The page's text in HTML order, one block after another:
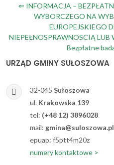
Nawigacja
wpisu
⇐ INFORMACJA –
WYBORCZEGO NA
EUROPEJSKIEGO
NIEPEŁNOSPRAWNOSCIĄ
Bezpłatne
URZĄD GMINY SUŁOSZOWA
32-045 Sułoszowa
ul. Krakowska 139
tel: (+48 12) 3896028
mail: gmina@suloszowa.pl
epuap: f5ptt4m20z
numery kontaktowe >